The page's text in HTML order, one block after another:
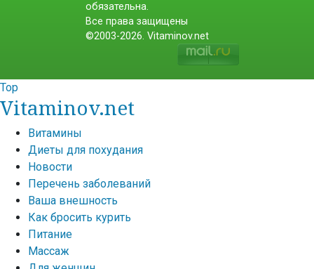
обязательна.
Все права защищены
©2003-2026. Vitaminov.net
Top
Vitaminov.net
Витамины
Диеты для похудания
Новости
Перечень заболеваний
Ваша внешность
Как бросить курить
Питание
Массаж